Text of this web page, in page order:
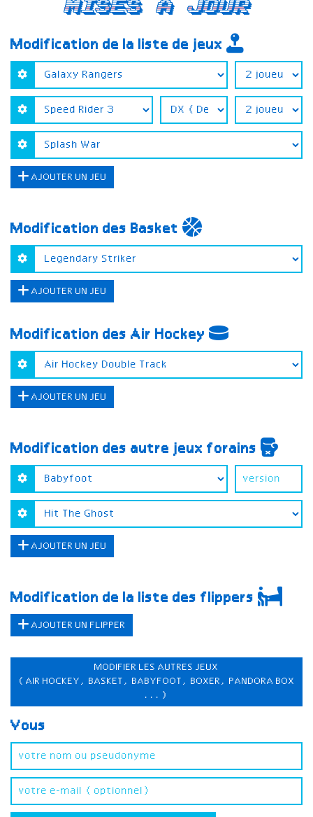
Mises a jour
Modification de la liste de jeux
AJOUTER UN JEU
Modification des Basket
AJOUTER UN JEU
Modification des Air Hockey
AJOUTER UN JEU
Modification des autre jeux forains
AJOUTER UN JEU
Modification de la liste des flippers
AJOUTER UN FLIPPER
MODIFIER LES AUTRES JEUX
(AIR HOCKEY, BASKET, BABYFOOT, BOXER, PANDORA BOX
...)
Vous